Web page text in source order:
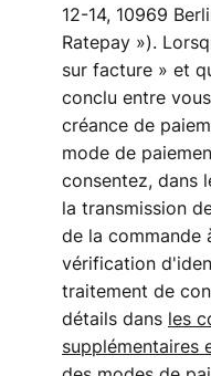
12-14, 10969
Ratepay »).
sur facture » et
conclu entre
créance de
mode de
consentez, dans
la transmission
de la commande
vérification
traitement de
détails dans les
supplémentaires